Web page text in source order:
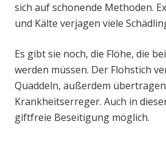
sich auf schonende Methoden.
und Kälte verjagen viele
Es gibt sie noch, die Flöhe, die
werden müssen. Der Flohstich
Quaddeln, außerdem
Krankheitserreger. Auch in
giftfreie Beseitigung möglich.